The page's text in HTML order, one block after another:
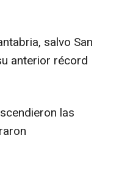
salvo San
anterior récord
las